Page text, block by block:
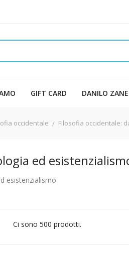
GIFT CARD DANILO
occidentale Filosofia occidentale:
ed
esistenzialismo
Ci sono 500 prodotti.